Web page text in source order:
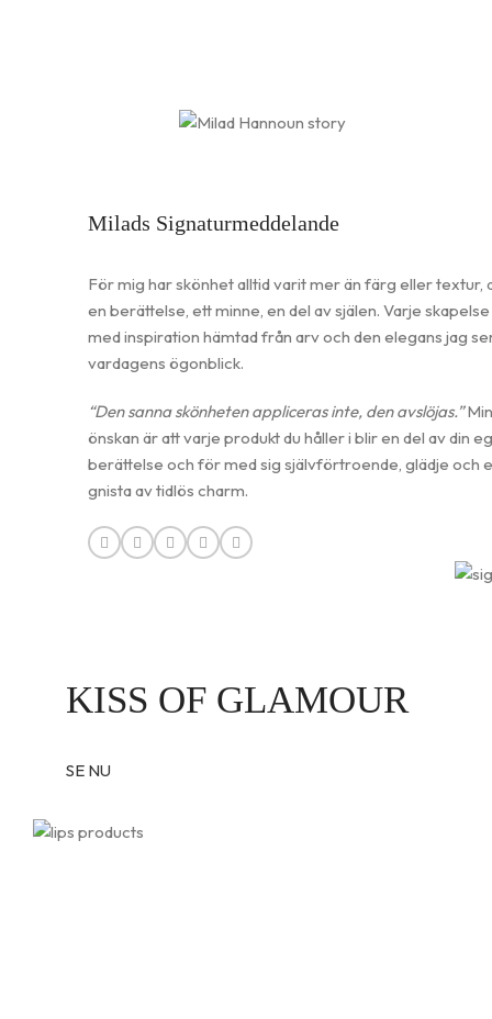
Milads Signaturmeddelande
För mig har skönhet alltid varit mer än färg eller textur,
en berättelse, ett minne, en del av själen. Varje
med inspiration hämtad från arv och den elegans jag
vardagens ögonblick.
“Den sanna skönheten appliceras inte, den avslöjas.”Min
önskan är att varje produkt du håller i blir en del av din
berättelse och för med sig självförtroende, glädje och
gnista av tidlös charm.
KISS OF GLAMOUR
SE NU